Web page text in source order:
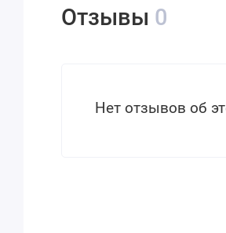
Отзывы 0
Нет отзывов об